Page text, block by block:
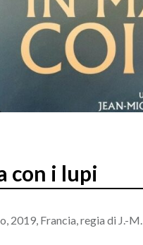
con i lupi
2019, Francia, regia di J.-M.